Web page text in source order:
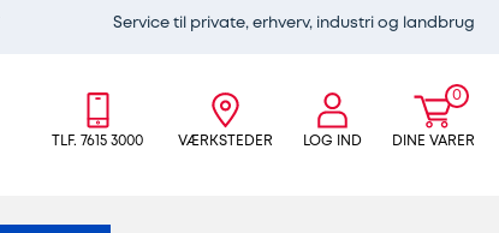
Service til private, erhverv, industri og landbrug
TLF. 7615 3000 VÆRKSTEDER LOG IND
0
DINE VARER